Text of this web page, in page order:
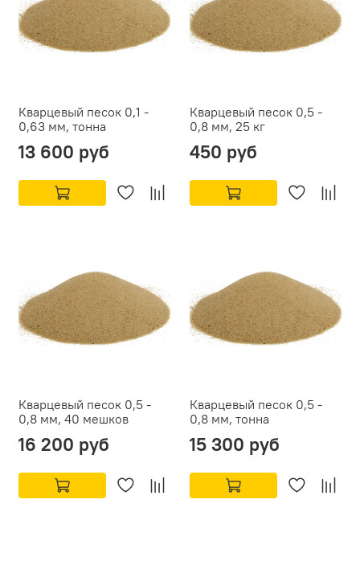
Кварцевый песок 0,1 -
0,63 мм, тонна
13 600 руб
Кварцевый песок 0,5 -
0,8 мм, 25 кг
450 руб
Кварцевый песок 0,5 -
0,8 мм, 40 мешков
16 200 руб
Кварцевый песок 0,5 -
0,8 мм, тонна
15 300 руб